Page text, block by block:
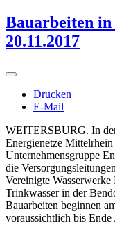
Bauarbeiten
20.11.2017
Drucken
E-Mail
WEITERSBURG. In
Energienetze
Unternehmensgruppe
die
Vereinigte
Trinkwasser in der
Bauarbeiten beginnen
voraussichtlich bis